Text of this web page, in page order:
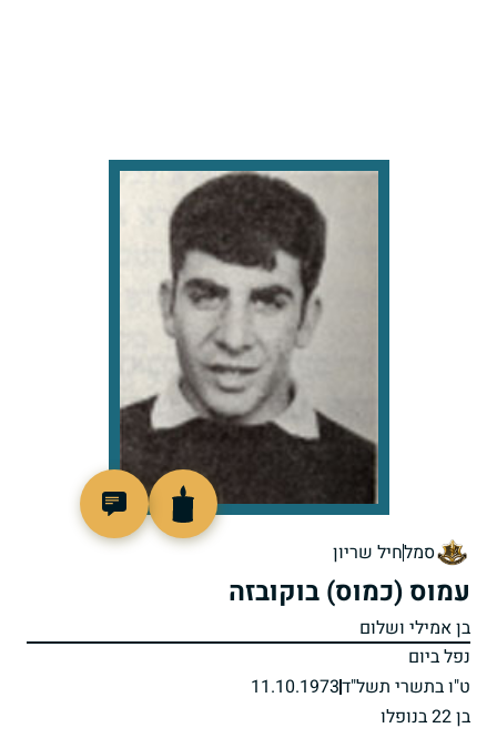
סמלחיל שריון
עמוס (כמוס) בוקובזה
בן אמילי ושלום
נפל ביום
ט"ו בתשרי תשל"ד11.10.1973
בן 22 בנופלו